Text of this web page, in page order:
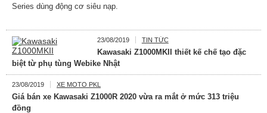
Series dùng động cơ siêu nạp.
23/08/2019 TIN TỨC
Kawasaki Z1000MKII thiết kế chế tạo đặc
biệt từ phụ tùng Webike Nhật
23/08/2019 XE MOTO PKL
Giá bán xe Kawasaki Z1000R 2020 vừa ra mắt ở mức 313 triệu
đồng